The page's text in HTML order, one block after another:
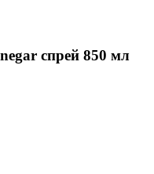
спрей 850 мл